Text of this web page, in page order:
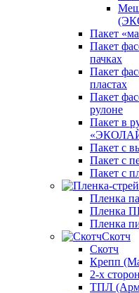
Пакет
Пакет
пачках
Пакет
пластах
Пакет
рулоне
Пакет в
Пакет с
Пакет с
Пакет с
Пленка
Пленка
Пленка
Скотч
Скотч
Крепп
2-х
ТПЛ